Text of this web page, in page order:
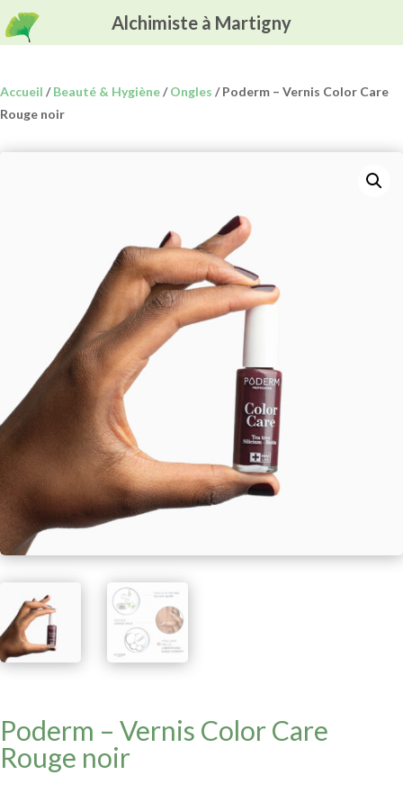
Accueil /Beauté & Hygiène/Ongles / Poderm – Vernis Color Care
Rouge noir
Poderm – Vernis Color Care
Rouge noir
Alchimiste à Martigny